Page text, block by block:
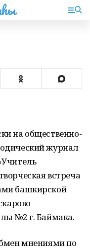
на общественно-
журнал
встреча
башкирской
№2 г. Баймака.
мнениями по